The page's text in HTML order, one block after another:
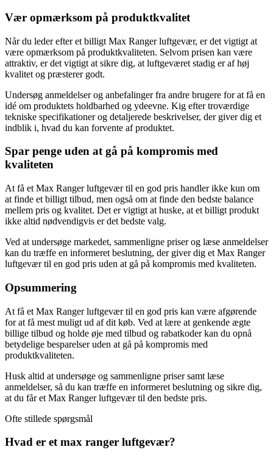
Vær opmærksom på produktkvalitet
Når du leder efter et billigt Max Ranger luftgevær, er det vigtigt at
være opmærksom på produktkvaliteten. Selvom prisen kan være
attraktiv, er det vigtigt at sikre dig, at luftgeværet stadig er af høj
kvalitet og præsterer godt.
Undersøg anmeldelser og anbefalinger fra andre brugere for at få en
idé om produktets holdbarhed og ydeevne. Kig efter troværdige
tekniske specifikationer og detaljerede beskrivelser, der giver dig et
indblik i, hvad du kan forvente af produktet.
Spar penge uden at gå på kompromis med
kvaliteten
At få et Max Ranger luftgevær til en god pris handler ikke kun om
at finde et billigt tilbud, men også om at finde den bedste balance
mellem pris og kvalitet. Det er vigtigt at huske, at et billigt produkt
ikke altid nødvendigvis er det bedste valg.
Ved at undersøge markedet, sammenligne priser og læse anmeldelser
kan du træffe en informeret beslutning, der giver dig et Max Ranger
luftgevær til en god pris uden at gå på kompromis med kvaliteten.
Opsummering
At få et Max Ranger luftgevær til en god pris kan være afgørende
for at få mest muligt ud af dit køb. Ved at lære at genkende ægte
billige tilbud og holde øje med tilbud og rabatkoder kan du opnå
betydelige besparelser uden at gå på kompromis med
produktkvaliteten.
Husk altid at undersøge og sammenligne priser samt læse
anmeldelser, så du kan træffe en informeret beslutning og sikre dig,
at du får et Max Ranger luftgevær til den bedste pris.
Ofte stillede spørgsmål
Hvad er et max ranger luftgevær?